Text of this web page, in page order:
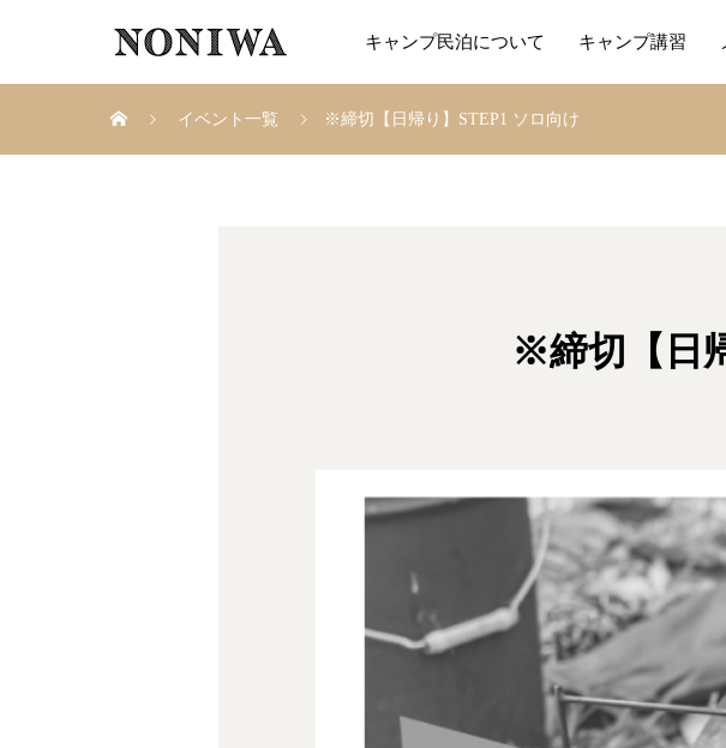
キャンプ民泊について キャンプ講習
イベント一覧 ※締切【日帰り】STEP1 ソロ向け
※締切【日